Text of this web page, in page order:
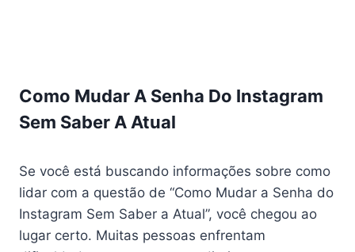
Como Mudar A Senha Do Instagram
Sem Saber A Atual
Se você está buscando informações sobre como
lidar com a questão de “Como Mudar a Senha do
Instagram Sem Saber a Atual”, você chegou ao
lugar certo. Muitas pessoas enfrentam